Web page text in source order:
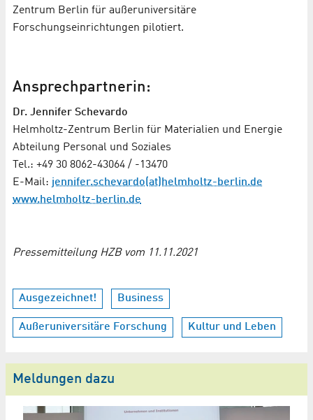
Zentrum Berlin für außeruniversitäre
Forschungseinrichtungen pilotiert.
Ansprechpartnerin:
Dr. Jennifer Schevardo
Helmholtz-Zentrum Berlin für Materialien und Energie
Abteilung Personal und Soziales
Tel.: +49 30 8062-43064 / -13470
E-Mail: jennifer.schevardo(at)helmholtz-berlin.de
www.helmholtz-berlin.de
Pressemitteilung HZB vom 11.11.2021
Ausgezeichnet! Business
Außeruniversitäre Forschung Kultur und Leben
Meldungen dazu